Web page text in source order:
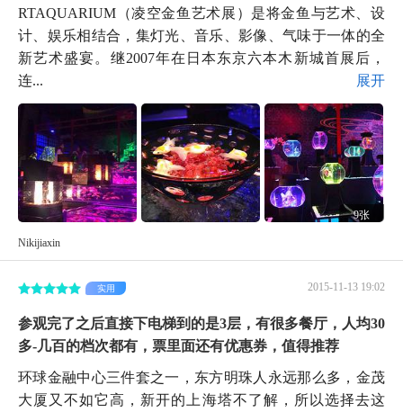
RTAQUARIUM（凌空金鱼艺术展）是将金鱼与艺术、设
计、娱乐相结合，集灯光、音乐、影像、气味于一体的全
新艺术盛宴。继2007年在日本东京六本木新城首展后，
连...
展开
9张
Nikijiaxin
2015-11-13 19:02
实用
参观完了之后直接下电梯到的是3层，有很多餐厅，人均30
多-几百的档次都有，票里面还有优惠券，值得推荐
环球金融中心三件套之一，东方明珠人永远那么多，金茂
大厦又不如它高，新开的上海塔不了解，所以选择去这